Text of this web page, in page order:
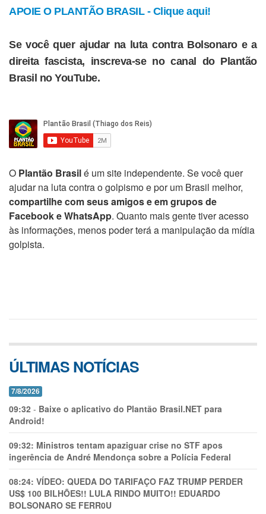
APOIE O PLANTÃO BRASIL - Clique aqui!
Se você quer ajudar na luta contra Bolsonaro e a
direita fascista, inscreva-se no canal do Plantão
Brasil no YouTube.
O Plantão Brasilé um site independente. Se você quer
ajudar na luta contra o golpismo e por um Brasil melhor,
compartilhe com seus amigos e em grupos de
Facebook e WhatsApp. Quanto mais gente tiver acesso
às informações, menos poder terá a manipulação da mídia
golpista.
ÚLTIMAS NOTÍCIAS
7/8/2026
09:32 - Baixe o aplicativo do Plantão Brasil.NET para
Android!
09:32: Ministros tentam apaziguar crise no STF apos
ingerência de André Mendonça sobre a Polícia Federal
08:24: VÍDEO: QUEDA DO TARIFAÇO FAZ TRUMP PERDER
US$ 100 BILHÕES!! LULA RINDO MUITO!! EDUARDO
BOLSONARO SE FERR0U